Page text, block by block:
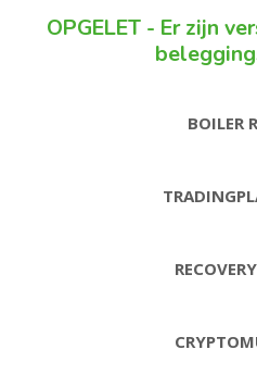
OPGELET - Er zijn
BOILER